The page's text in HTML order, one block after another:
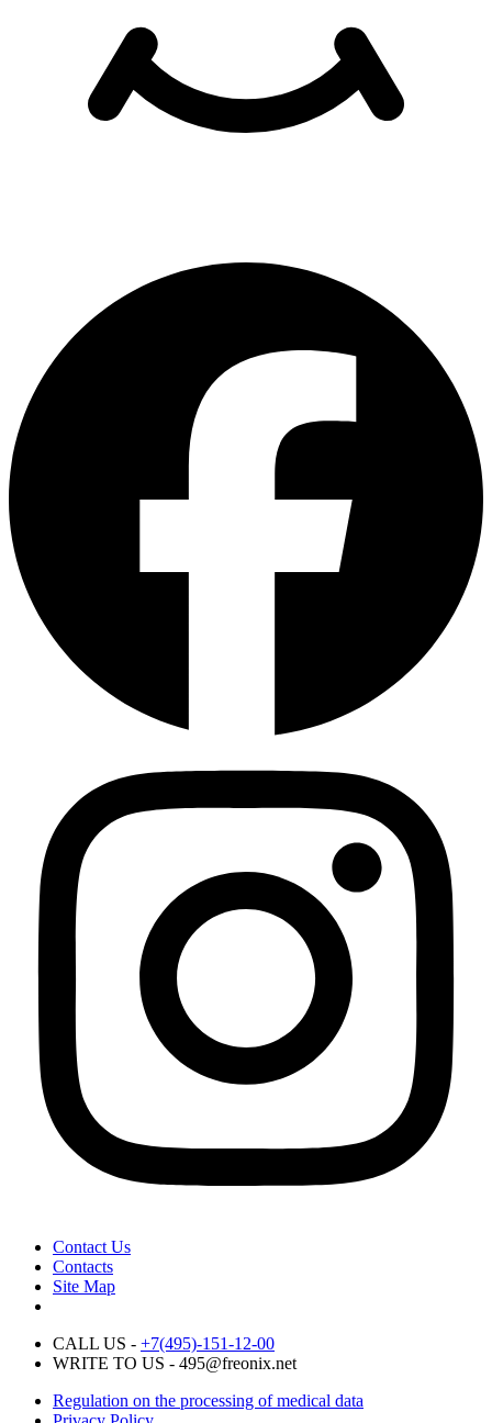
Contact Us
Contacts
Site Map
CALL US - +7(495)-151-12-00
WRITE TO US - 495@freonix.net
Regulation on the processing of medical data